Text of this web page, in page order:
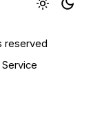
reserved